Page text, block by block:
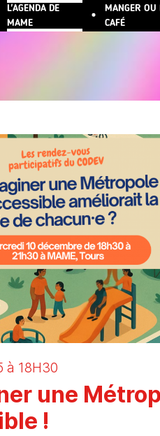
AU CONTENU PRINCIPAL
L'AGENDA DE
MAME
MANGER OU
CAFÉ
à 18H30
une
!